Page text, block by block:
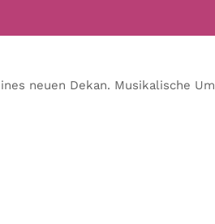
neuen Dekan. Musikalische